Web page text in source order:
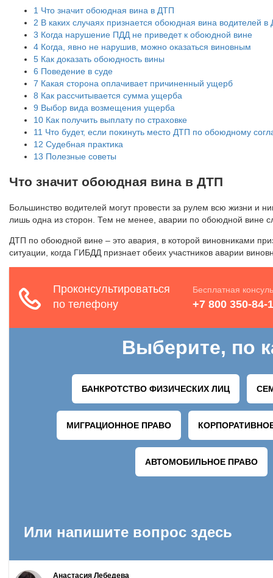
1 Что значит обоюдная вина в ДТП
2 В каких случаях признается обоюдная вина водителей в
3 Когда нарушение ПДД не приведет к обоюдной вине
4 Когда, явно не нарушив, можно оказаться виновным
5 Как доказать обоюдность вины
6 Поведение в суде
7 Какая сторона оплачивает причиненный ущерб
8 Как рассчитывается сумма ущерба
9 Выбор вида возмещения ущерба
10 Как получить выплату по страховке
11 Что будет, если покинуть место ДТП по обоюдному
12 Судебная практика
13 Полезные советы
Что значит обоюдная вина в ДТП
Большинство водителей могут провести за рулем всю жизни и
лишь одна из сторон. Тем не менее, аварии по обоюдной вине
ДТП по обоюдной вине – это авария, в которой виновниками
ситуации, когда ГИБДД признает обеих участников аварии